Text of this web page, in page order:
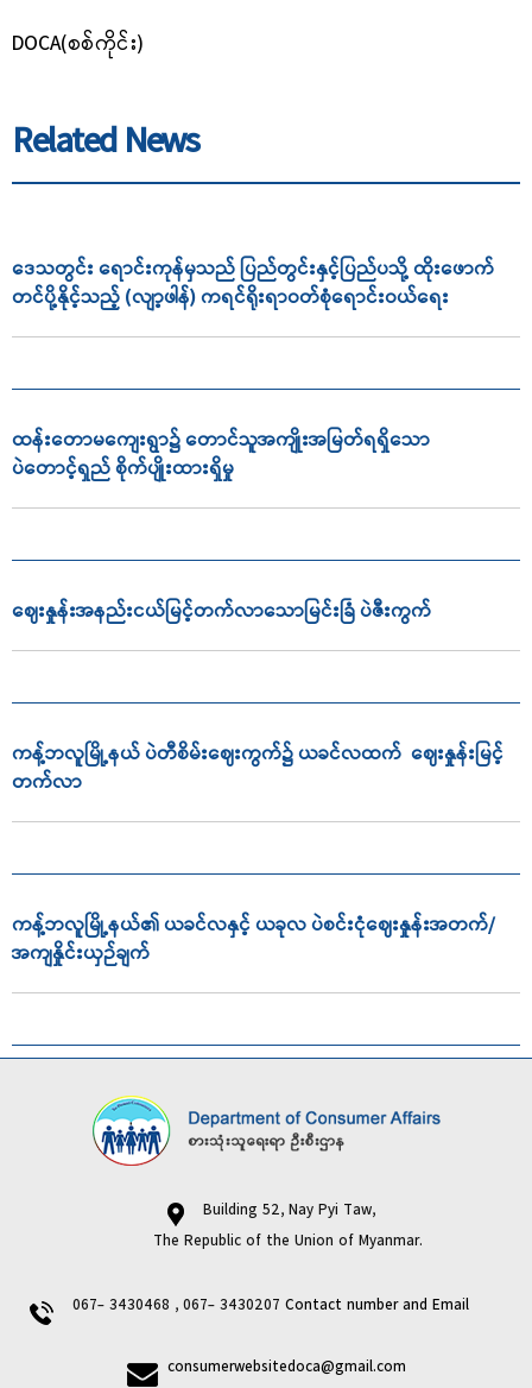
DOCA(စစ်ကိုင်း)
Related News
ဒေသတွင်း ရောင်းကုန်မှသည် ပြည်တွင်းနှင့်ပြည်ပသို့ ထိုးဖောက်
တင်ပို့နိုင့်သည့် (လျာ့ဖါန်) ကရင်ရိုးရာဝတ်စုံရောင်းဝယ်ရေး
ထန်းတောမကျေးရွာ၌ တောင်သူအကျိုးအမြတ်ရရှိသော
ပဲတောင့်ရှည် စိုက်ပျိုးထားရှိမှု
ဈေးနှုန်းအနည်းငယ်မြင့်တက်လာသောမြင်းခြံ ပဲဇီးကွက်
ကန့်ဘလူမြို့နယ် ပဲတီစိမ်းဈေးကွက်၌ ယခင်လထက် ဈေးနှုန်းမြင့်
တက်လာ
ကန့်ဘလူမြို့နယ်၏ ယခင်လနှင့် ယခုလ ပဲစင်းငုံဈေးနှုန်းအတက်/
အကျနှိုင်းယှဉ်ချက်
Building 52, Nay Pyi Taw,
The Republic of the Union of Myanmar.
067- 3430468 , 067- 3430207 Contact number and Email
consumerwebsitedoca@gmail.com